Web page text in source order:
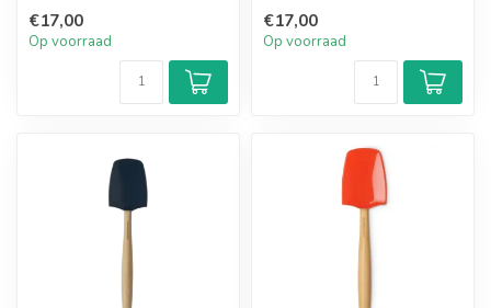
€17,00
Op voorraad
€17,00
Op voorraad